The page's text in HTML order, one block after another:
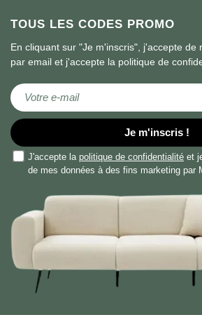
TOUS LES CODES PROMO
En cliquant sur "Je m'inscris", j'accepte de
par email et j'accepte la politique de
Inscription à notre newsletter :
Je m'inscris !
J'accepte la politique de confidentialité et
de mes données à des fins marketing par